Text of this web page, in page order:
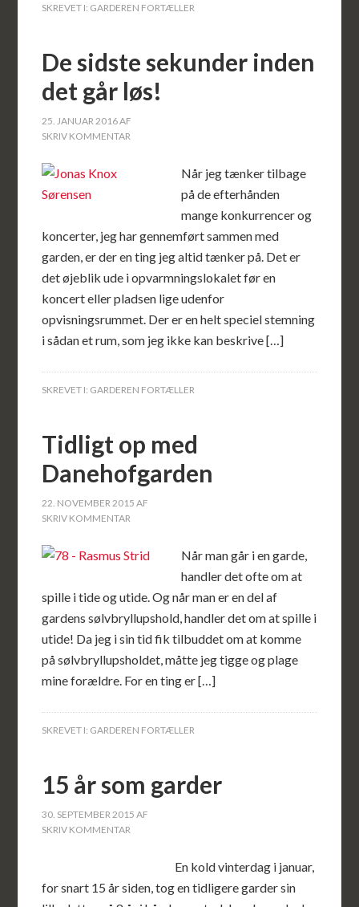
SKREVET I: GARDEREN FORTÆLLER
De sidste sekunder inden
det går løs!
25. JANUAR 2016AF
SKRIV KOMMENTAR
Når jeg tænker tilbage
på de efterhånden
mange konkurrencer og
koncerter, jeg har gennemført sammen med
garden, er der en ting jeg altid tænker på. Det er
det øjeblik ude i opvarmningslokalet før en
koncert eller pladsen lige udenfor
opvisningsrummet. Der er en helt speciel stemning
i sådan et rum, som jeg ikke kan beskrive […]
SKREVET I: GARDEREN FORTÆLLER
Tidligt op med
Danehofgarden
22. NOVEMBER 2015 AF
SKRIV KOMMENTAR
Når man går i en garde,
handler det ofte om at
spille i tide og utide. Og når man er en del af
gardens sølvbryllupshold, handler det om at spille i
utide! Da jeg i sin tid fik tilbuddet om at komme
på sølvbryllupsholdet, måtte jeg tigge og plage
mine forældre. For en ting er […]
SKREVET I: GARDEREN FORTÆLLER
15 år som garder
30. SEPTEMBER 2015 AF
SKRIV KOMMENTAR
En kold vinterdag i januar,
for snart 15 år siden, tog en tidligere garder sin